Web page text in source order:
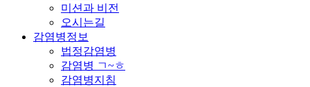
미션과 비전
오시는길
감염병정보
법정감염병
감염병 ㄱ~ㅎ
감염병지침